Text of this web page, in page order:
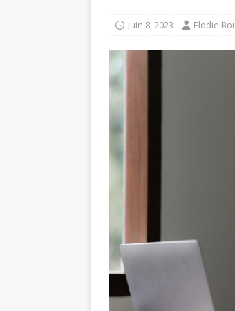
juin 8, 2023 Elodie